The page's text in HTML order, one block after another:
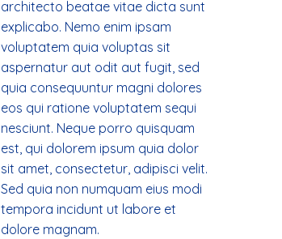
architecto beatae vitae dicta sunt
explicabo. Nemo enim ipsam
voluptatem quia voluptas sit
aspernatur aut odit aut fugit, sed
quia consequuntur magni dolores
eos qui ratione voluptatem sequi
nesciunt. Neque porro quisquam
est, qui dolorem ipsum quia dolor
sit amet, consectetur, adipisci velit.
Sed quia non numquam eius modi
tempora incidunt ut labore et
dolore magnam.